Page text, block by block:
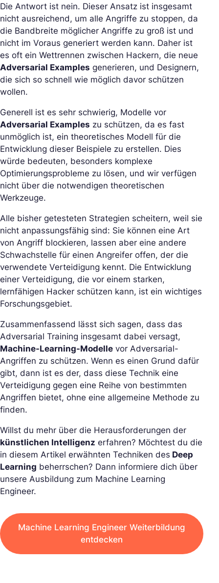
Die Antwort ist nein. Dieser Ansatz ist insgesamt
nicht ausreichend, um alle Angriffe zu stoppen, da
die Bandbreite möglicher Angriffe zu groß ist und
nicht im Voraus generiert werden kann. Daher ist
es oft ein Wettrennen zwischen Hackern, die neue
Adversarial Examples generieren, und Designern,
die sich so schnell wie möglich davor schützen
wollen.
Generell ist es sehr schwierig, Modelle vor
Adversarial Examples zu schützen, da es fast
unmöglich ist, ein theoretisches Modell für die
Entwicklung dieser Beispiele zu erstellen. Dies
würde bedeuten, besonders komplexe
Optimierungsprobleme zu lösen, und wir verfügen
nicht über die notwendigen theoretischen
Werkzeuge.
Alle bisher getesteten Strategien scheitern, weil sie
nicht anpassungsfähig sind: Sie können eine Art
von Angriff blockieren, lassen aber eine andere
Schwachstelle für einen Angreifer offen, der die
verwendete Verteidigung kennt. Die Entwicklung
einer Verteidigung, die vor einem starken,
lernfähigen Hacker schützen kann, ist ein wichtiges
Forschungsgebiet.
Zusammenfassend lässt sich sagen, dass das
Adversarial Training insgesamt dabei versagt,
Machine-Learning-Modelle vor Adversarial-
Angriffen zu schützen. Wenn es einen Grund dafür
gibt, dann ist es der, dass diese Technik eine
Verteidigung gegen eine Reihe von bestimmten
Angriffen bietet, ohne eine allgemeine Methode zu
finden.
Willst du mehr über die Herausforderungen der
künstlichen Intelligenz erfahren? Möchtest du die
in diesem Artikel erwähnten Techniken des Deep
Learning beherrschen? Dann informiere dich über
unsere Ausbildung zum Machine Learning
Engineer.
Machine Learning Engineer Weiterbildung
entdecken